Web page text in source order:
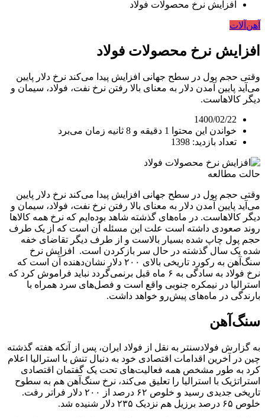
افزایش نرخ محصولات فولاد
آهن‌آلات
افزایش نرخ محصولات فولاد
وقتی حجم پول در سطح جهانی افزایش پیدا می‌کند نرخ دلار پایین
می‌آید پایین آمدن دلار به معنای بالا رفتن نرخ نفت، فولاد، سیمان و
دیگر کالاهاست.
1400/02/22
خواندن این محتوا 1 دقیقه و 8 ثانیه زمان می‌برد
تعداد بازدید: 1398
حالت مطالعه
وقتی حجم پول در سطح جهانی افزایش پیدا می‌کند نرخ دلار پایین
می‌آید پایین آمدن دلار به معنای بالا رفتن نرخ نفت، فولاد، سیمان و
دیگر کالاهاست. در ماه‌های گذشته شاهد بوده‌ایم که نرخ همه کالاها
روند صعودی داشته است علت این مسئله آن است که از یک طرف
حجم پول چاپ شده بسیار بالاست و از طرف دیگر تقاضای خفه
شده یک سال گذشته در حال سر بازکردن است. افزایش نرخ
سنگ‌آهن به رکورد تاریخی بالای ۲۰۰ دلار نشان‌دهنده آن است که
نرخ فولاد به سادگی به ۶ ماه قبل برنمی‌گردد نباید فراموش کرد که
استرالیا در نیمکره جنوبی واقع است و فصل‌های سرد همراه با
بارندگی در ماه‌های پیش‌‌رو خواهد داشت.
سنگ‌آهن
به گزارش فولادسنتر به نقل از فولاد ایران، پس از آنکه هفته گذشته
چین در آخرین اقدامات اقتصادی خود به دنبال تنش با استرالیا اعلام
کرد به طور مشخص همه فعالیت‌های تحت یک گفتمان اقتصادی
استراتژیک با استرالیا را تعلیق می‌کند، نرخ سنگ‌آهن هم به سطوح
تاریخی جدیدی رسید و خلوص ۶۲ درصد از ۲۰۰ دلار فراتر رفت.
خلوص ۶۵ درصد برزیل هم نزدیک ۲۳۵ دلار شنیده شد.